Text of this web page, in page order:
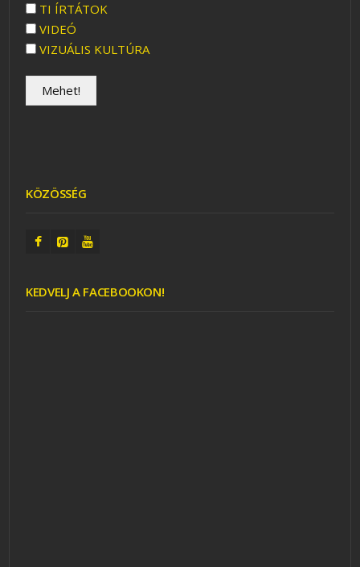
TI ÍRTÁTOK
VIDEÓ
VIZUÁLIS KULTÚRA
KÖZÖSSÉG
KEDVELJ A FACEBOOKON!